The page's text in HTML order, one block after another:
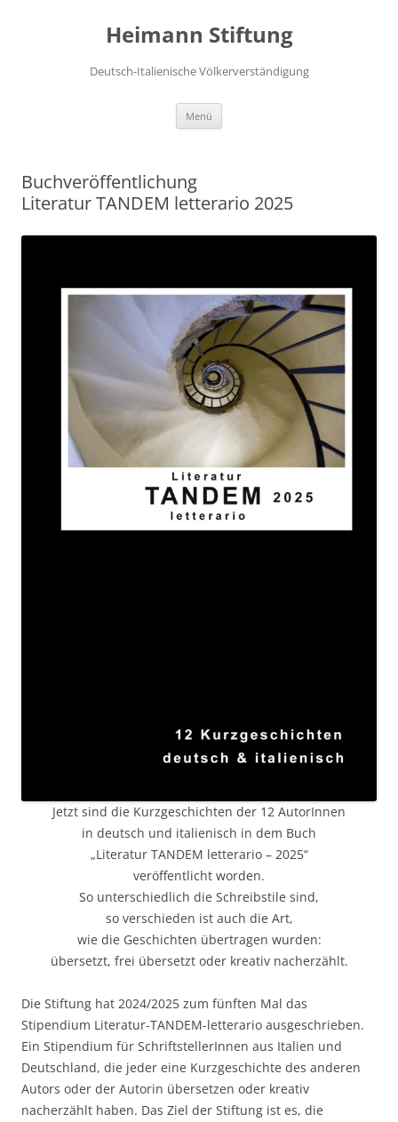
Heimann Stiftung
Deutsch-Italienische Völkerverständigung
Menü
Buchveröffentlichung
Literatur TANDEM letterario 2025
Jetzt sind die Kurzgeschichten der 12 AutorInnen
in deutsch und italienisch in dem Buch
„Literatur TANDEM letterario – 2025“
veröffentlicht worden.
So unterschiedlich die Schreibstile sind,
so verschieden ist auch die Art,
wie die Geschichten übertragen wurden:
übersetzt, frei übersetzt oder kreativ nacherzählt.
Die Stiftung hat 2024/2025 zum fünften Mal das
Stipendium Literatur-TANDEM-letterario ausgeschrieben.
Ein Stipendium für SchriftstellerInnen aus Italien und
Deutschland, die jeder eine Kurzgeschichte des anderen
Autors oder der Autorin übersetzen oder kreativ
nacherzählt haben. Das Ziel der Stiftung ist es, die